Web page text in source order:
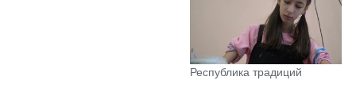
Республика традиций